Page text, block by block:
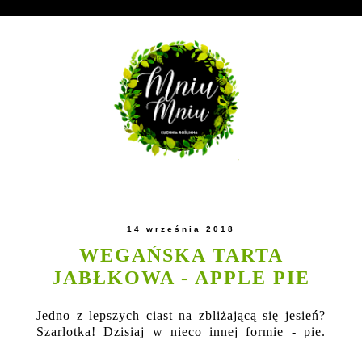
14 września 2018
WEGAŃSKA TARTA
JABŁKOWA - APPLE PIE
Jedno z lepszych ciast na zbliżającą się jesień?
Szarlotka! Dzisiaj w nieco innej formie - pie.